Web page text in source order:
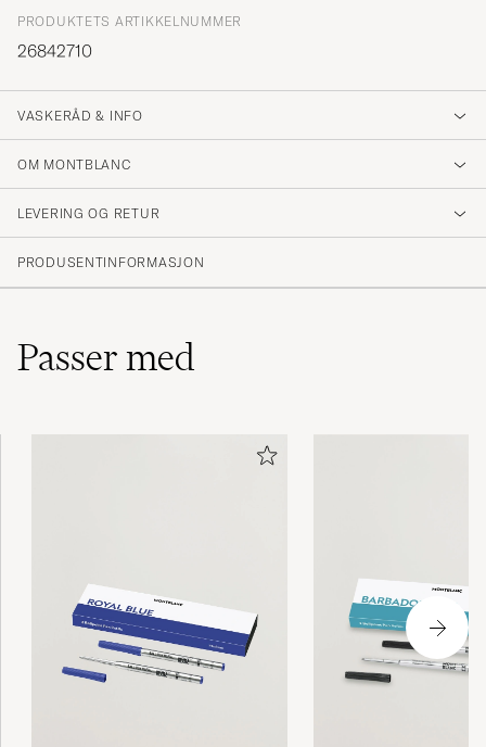
PRODUKTETS ARTIKKELNUMMER
26842710
VASKERÅD & INFO
OM MONTBLANC
LEVERING OG RETUR
PRODUSENTINFORMASJON
Passer med